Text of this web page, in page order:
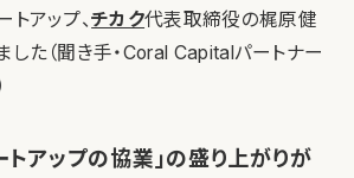
トアップ、チカク代表取締役の梶原健
した（聞き手・Coral Capitalパートナー
トアップの協業」の盛り上がりが